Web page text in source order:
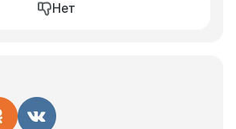
Нет